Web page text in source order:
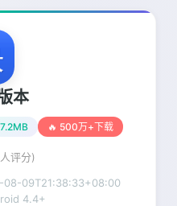
本
🔥 500万+下载
人评分)
08-09T21:38:33+08:00
4.4+